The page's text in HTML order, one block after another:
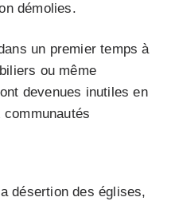
démolies.
un premier temps à
ou même
devenues inutiles en
désertion des églises,